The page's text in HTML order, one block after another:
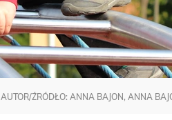
AUTOR/ŹRÓDŁO: ANNA BAJON, ANNA